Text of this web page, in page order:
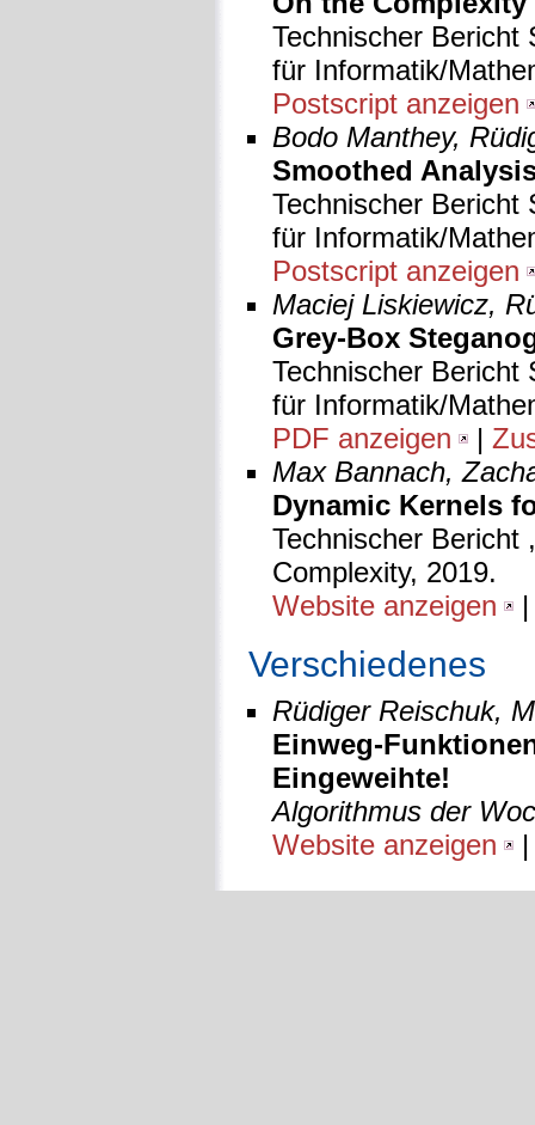
Technischer Bericht
für Informatik/
Postscript anzeigen
Bodo Manthey,
Smoothed
Technischer Bericht
für Informatik/
Postscript anzeigen
Maciej Liskiewicz,
Grey-Box
Technischer Bericht
für Informatik/
PDF anzeigen |
Max Bannach,
Dynamic Kernels
Technischer Bericht
Complexity, 2019.
Website anzeigen
Verschiedenes
Rüdiger Reischuk,
Einweg-
Eingeweihte!
Algorithmus der
Website anzeigen